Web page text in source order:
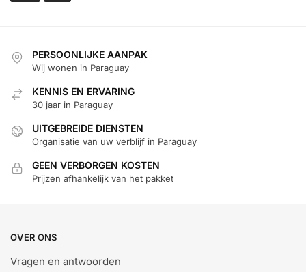
PERSOONLIJKE AANPAK
Wij wonen in Paraguay
KENNIS EN ERVARING
30 jaar in Paraguay
UITGEBREIDE DIENSTEN
Organisatie van uw verblijf in Paraguay
GEEN VERBORGEN KOSTEN
Prijzen afhankelijk van het pakket
OVER ONS
Vragen en antwoorden